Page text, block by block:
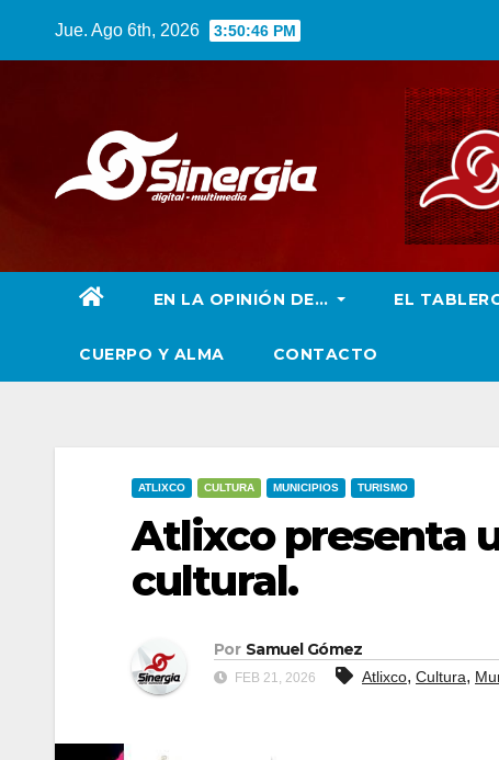
Jue. Ago 6th, 2026 3:50:48 PM
EN LA OPINIÓN DE… EL
CUERPO Y ALMA CONTACTO
ATLIXCO CULTURA MUNICIPIOS TURISMO
Atlixco presenta
cultural.
Por Samuel Gómez
FEB 21, 2026 Atlixco, Cultura,